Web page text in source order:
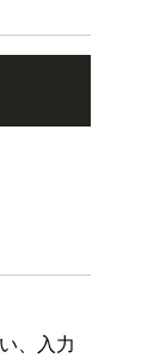
、入力